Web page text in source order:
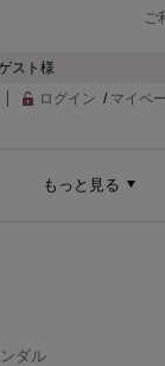
ご
スト様
ログイン / マイペ
もっと見る
ダル